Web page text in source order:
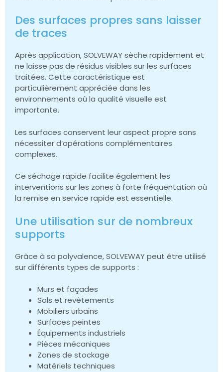
Des surfaces propres sans laisser
de traces
Après application, SOLVEWAY sèche rapidement et
ne laisse pas de résidus visibles sur les surfaces
traitées. Cette caractéristique est
particulièrement appréciée dans les
environnements où la qualité visuelle est
importante.
Les surfaces conservent leur aspect propre sans
nécessiter d’opérations complémentaires
complexes.
Ce séchage rapide facilite également les
interventions sur les zones à forte fréquentation où
la remise en service rapide est essentielle.
Une utilisation sur de nombreux
supports
Grâce à sa polyvalence, SOLVEWAY peut être utilisé
sur différents types de supports :
Murs et façades
Sols et revêtements
Mobiliers urbains
Surfaces peintes
Équipements industriels
Pièces mécaniques
Zones de stockage
Matériels techniques